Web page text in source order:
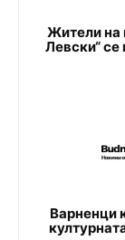
Жители на
Левски“
Варненци